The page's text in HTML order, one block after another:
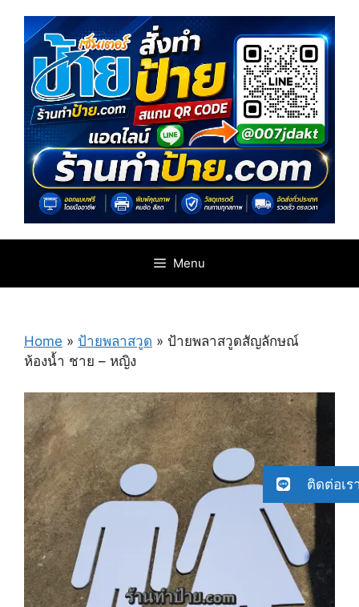
content
Menu
Home » ป้ายพลาสวูด » ป้ายพลาสวูดสัญลักษณ์
ห้องน้ำ ชาย – หญิง
ติดต่อเร